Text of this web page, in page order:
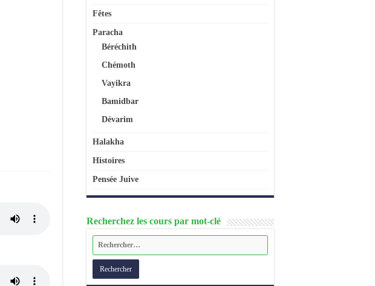
Fêtes
Paracha
Béréchith
Chémoth
Vayikra
Bamidbar
Dévarim
Halakha
Histoires
Pensée Juive
Recherchez les cours par mot-clé